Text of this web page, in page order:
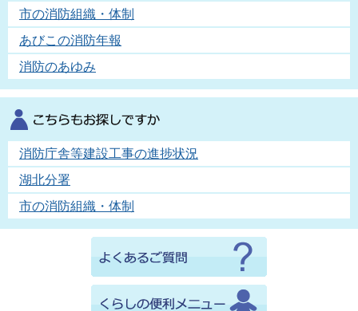
市の消防組織・体制
あびこの消防年報
消防のあゆみ
消防庁舎等建設工事の進捗状況
湖北分署
市の消防組織・体制